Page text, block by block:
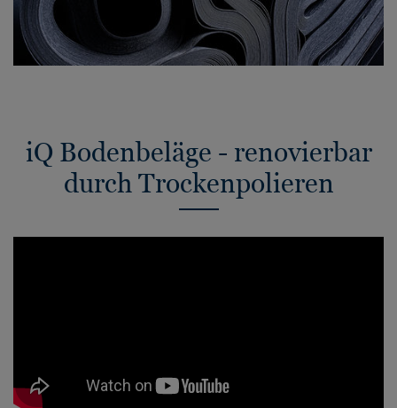
iQ Bodenbeläge - renovierbar
durch Trockenpolieren